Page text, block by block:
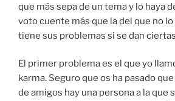
que más sepa de un tema y lo haya
voto cuente más que la del que no
tiene sus problemas si se dan
El primer problema es el que yo
karma. Seguro que os ha pasado
de amigos hay una persona a la que